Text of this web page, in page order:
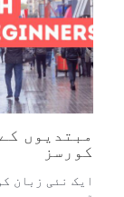
مبتدیوں
کورسز
ایک نئی زبان